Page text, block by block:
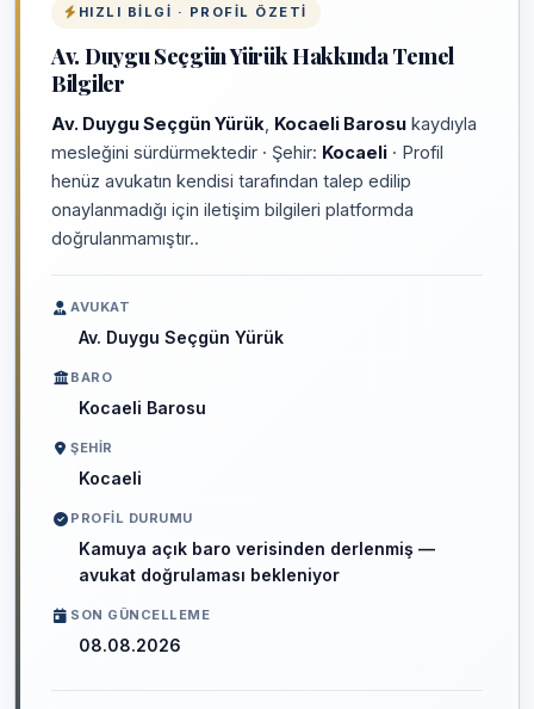
HIZLI BILGI · PROFIL ÖZETI
Av. Duygu Seçgün Yürük Hakkında Temel
Bilgiler
Av. Duygu Seçgün Yürük Kocaeli Barosu kaydıyla
mesleğini sürdürmektedir · Şehir: Kocaeli · Profil
henüz avukatın kendisi tarafından talep edilip
onaylanmadığı için iletişim bilgileri platformda
doğrulanmamıştır..
AVUKAT
Av. Duygu Seçgün Yürük
BARO
Kocaeli Barosu
ŞEHIR
Kocaeli
PROFIL DURUMU
Kamuya açık baro verisinden derlenmiş —
avukat doğrulaması bekleniyor
SON GÜNCELLEME
08.08.2026